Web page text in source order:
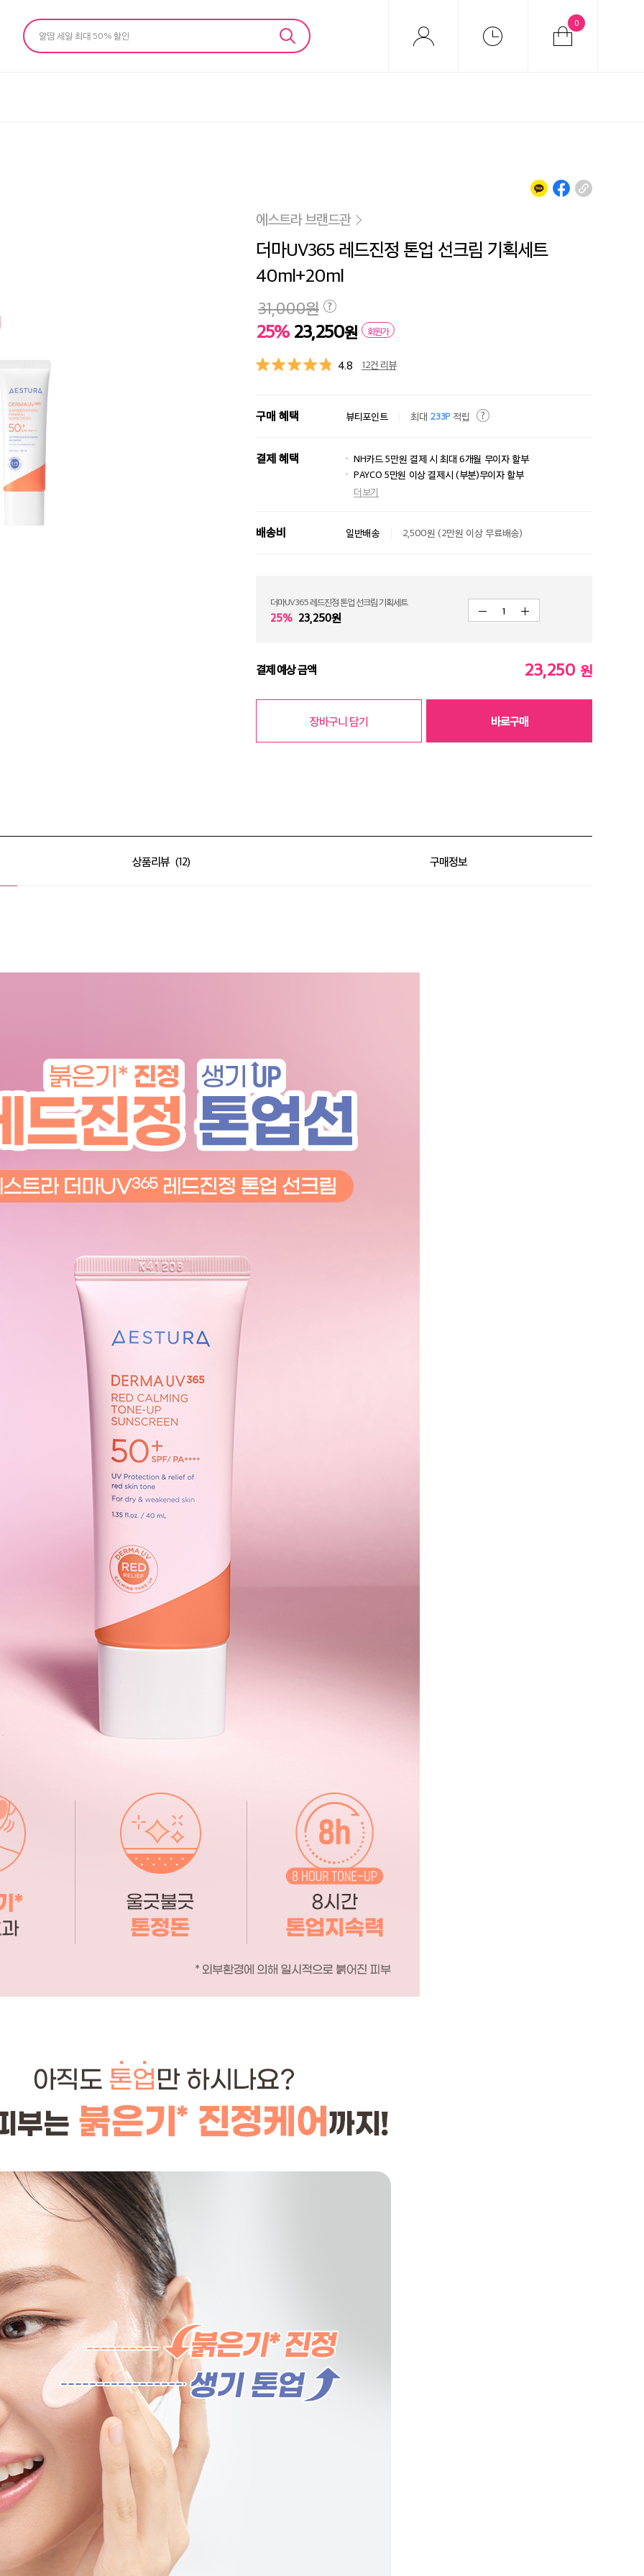
알땀 세일 최대 50% 할인
0
에스트라 브랜드관
더마UV365 레드진정 톤업 선크림 기획세트
40ml+20ml
25% 23,250원 회원가
31,000원
4.8 12건 리뷰
구매 혜택 뷰티포인트 최대 233P적립
결제 혜택
NH카드 5만원 결제 시 최대 6개월 무이자 할부
PAYCO 5만원 이상 결제시 (부분)무이자 할부
더보기
배송비 일반배송 2,500원 (2만원 이상 무료배송)
더마UV365 레드진정 톤업 선크림 기획세트
25% 23,250원 1
결제 예상 금액 23,250 원
장바구니 담기 바로구매
상품리뷰 12 구매정보